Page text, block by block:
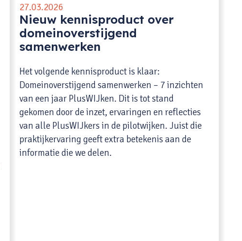
27.03.2026
Nieuw kennisproduct over
domeinoverstijgend
samenwerken
Het volgende kennisproduct is klaar:
Domeinoverstijgend samenwerken – 7 inzichten
van een jaar PlusWIJken. Dit is tot stand
gekomen door de inzet, ervaringen en reflecties
van alle PlusWIJkers in de pilotwijken. Juist die
praktijkervaring geeft extra betekenis aan de
informatie die we delen.